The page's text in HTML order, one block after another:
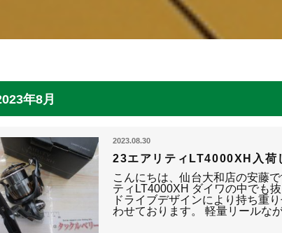
年8月
2023.08.30
23エアリティLT4000XH入荷
こんにちは、仙台大和店の安藤
ティLT4000XH ダイワの中でも
ドライブデザインにより持ち重
わせております。 軽量リールな